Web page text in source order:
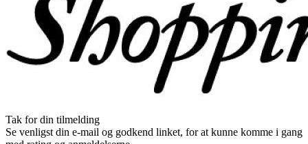
Tak for din tilmelding
Se venligst din e-mail og godkend linket, for at kunne komme i gang